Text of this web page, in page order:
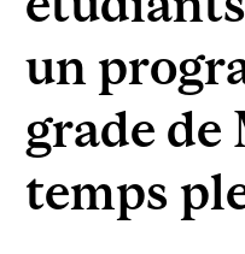
un
grade
temps